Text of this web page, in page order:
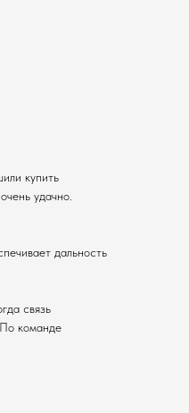
купить
удачно.
дальность
связь
команде